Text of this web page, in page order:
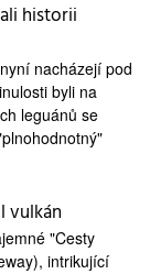
historii
nacházejí pod
byli na
leguánů se
vulkán
"Cesty
intrikující